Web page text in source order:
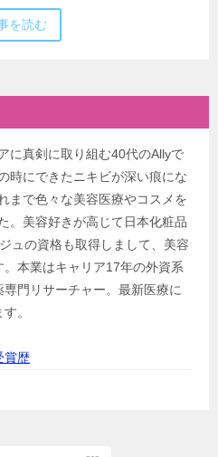
を読む
に真剣に取り組む40代のAllyで
時にできたニキビが深い痕にな
まで色々な美容医療やコスメを
。美容好きが高じて日本化粧品
ュの資格も取得しまして、美容
本業はキャリア17年の外資系
門リサーチャー。最新医療に
。
賞歴